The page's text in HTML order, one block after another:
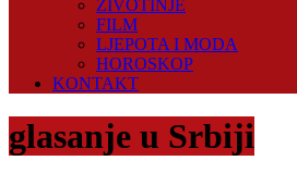
ŽIVOTINJE
FILM
LJEPOTA I MODA
HOROSKOP
KONTAKT
glasanje u Srbiji